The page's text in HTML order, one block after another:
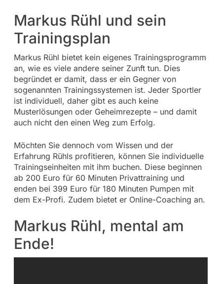
Markus Rühl und sein
Trainingsplan
Markus Rühl bietet kein eigenes Trainingsprogramm
an, wie es viele andere seiner Zunft tun. Dies
begründet er damit, dass er ein Gegner von
sogenannten Trainingssystemen ist. Jeder Sportler
ist individuell, daher gibt es auch keine
Musterlösungen oder Geheimrezepte – und damit
auch nicht den einen Weg zum Erfolg.
Möchten Sie dennoch vom Wissen und der
Erfahrung Rühls profitieren, können Sie individuelle
Trainingseinheiten mit ihm buchen. Diese beginnen
ab 200 Euro für 60 Minuten Privattraining und
enden bei 399 Euro für 180 Minuten Pumpen mit
dem Ex-Profi. Zudem bietet er Online-Coaching an.
Markus Rühl, mental am
Ende!